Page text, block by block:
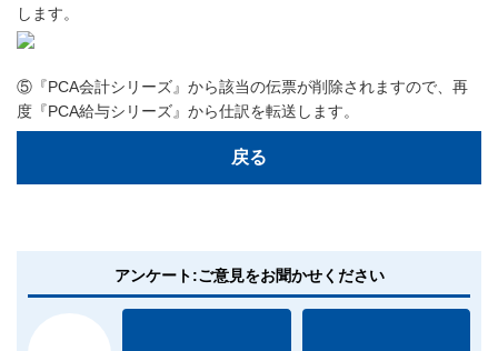
します。
⑤『PCA会計シリーズ』から該当の伝票が削除されますので、再
度『PCA給与シリーズ』から仕訳を転送します。
戻る
アンケート:ご意見をお聞かせください